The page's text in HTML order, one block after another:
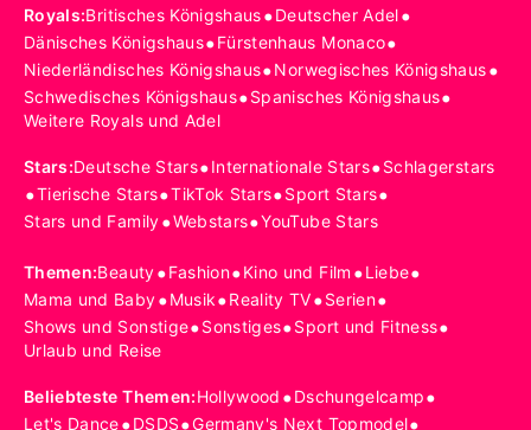
Royals:Britisches Königshaus•Deutscher Adel•
Dänisches Königshaus•Fürstenhaus Monaco•
Niederländisches Königshaus•Norwegisches Königshaus•
Schwedisches Königshaus•Spanisches Königshaus•
Weitere Royals und Adel
Stars:Deutsche Stars•Internationale Stars•Schlagerstars
•Tierische Stars•TikTok Stars•Sport Stars•
Stars und Family•Webstars•YouTube Stars
Themen:Beauty•Fashion•Kino und Film •Liebe•
Mama und Baby•Musik•Reality TV•Serien•
Shows und Sonstige•Sonstiges•Sport und Fitness•
Urlaub und Reise
Beliebteste Themen:Hollywood •Dschungelcamp•
Let's Dance DSDS Germany's Next Topmodel